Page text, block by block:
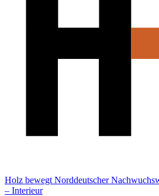
Holz bewegt Norddeutscher
– Interieur